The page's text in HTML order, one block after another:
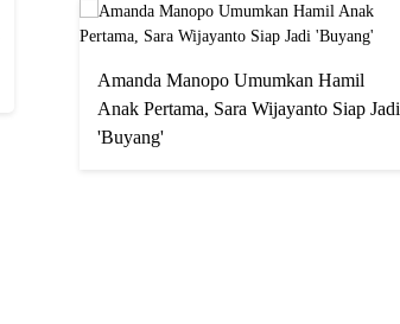
Amanda Manopo Umumkan Hamil
Anak Pertama, Sara Wijayanto Siap Jadi
'Buyang'